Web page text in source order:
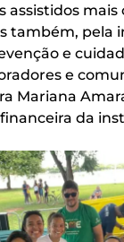
assistidos mais
também, pela
e
e
Mariana
da